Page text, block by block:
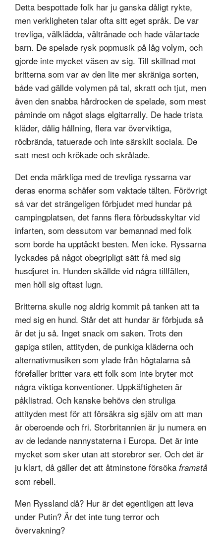
Detta bespottade folk har ju ganska dåligt rykte,
men verkligheten talar ofta sitt eget språk. De var
trevliga, välklädda, vältränade och hade välartade
barn. De spelade rysk popmusik på låg volym, och
gjorde inte mycket väsen av sig. Till skillnad mot
britterna som var av den lite mer skräniga sorten,
både vad gällde volymen på tal, skratt och tjut, men
även den snabba hårdrocken de spelade, som mest
påminde om något slags elgitarrally. De hade trista
kläder, dålig hållning, flera var överviktiga,
rödbrända, tatuerade och inte särskilt sociala. De
satt mest och krökade och skrålade.
Det enda märkliga med de trevliga ryssarna var
deras enorma schäfer som vaktade tälten. Förövrigt
så var det strängeligen förbjudet med hundar på
campingplatsen, det fanns flera förbudsskyltar vid
infarten, som dessutom var bemannad med folk
som borde ha upptäckt besten. Men icke. Ryssarna
lyckades på något obegripligt sätt få med sig
husdjuret in. Hunden skällde vid några tillfällen,
men höll sig oftast lugn.
Britterna skulle nog aldrig kommit på tanken att ta
med sig en hund. Står det att hundar är förbjuda så
är det ju så. Inget snack om saken. Trots den
gapiga stilen, attityden, de punkiga kläderna och
alternativmusiken som ylade från högtalarna så
förefaller britter vara ett folk som inte bryter mot
några viktiga konventioner. Uppkäftigheten är
påklistrad. Och kanske behövs den struliga
attityden mest för att försäkra sig själv om att man
är oberoende och fri. Storbritannien är ju numera en
av de ledande nannystaterna i Europa. Det är inte
mycket som sker utan att storebror ser. Och det är
ju klart, då gäller det att åtminstone försöka framstå
som rebell.
Men Ryssland då? Hur är det egentligen att leva
under Putin? Är det inte tung terror och
övervakning?